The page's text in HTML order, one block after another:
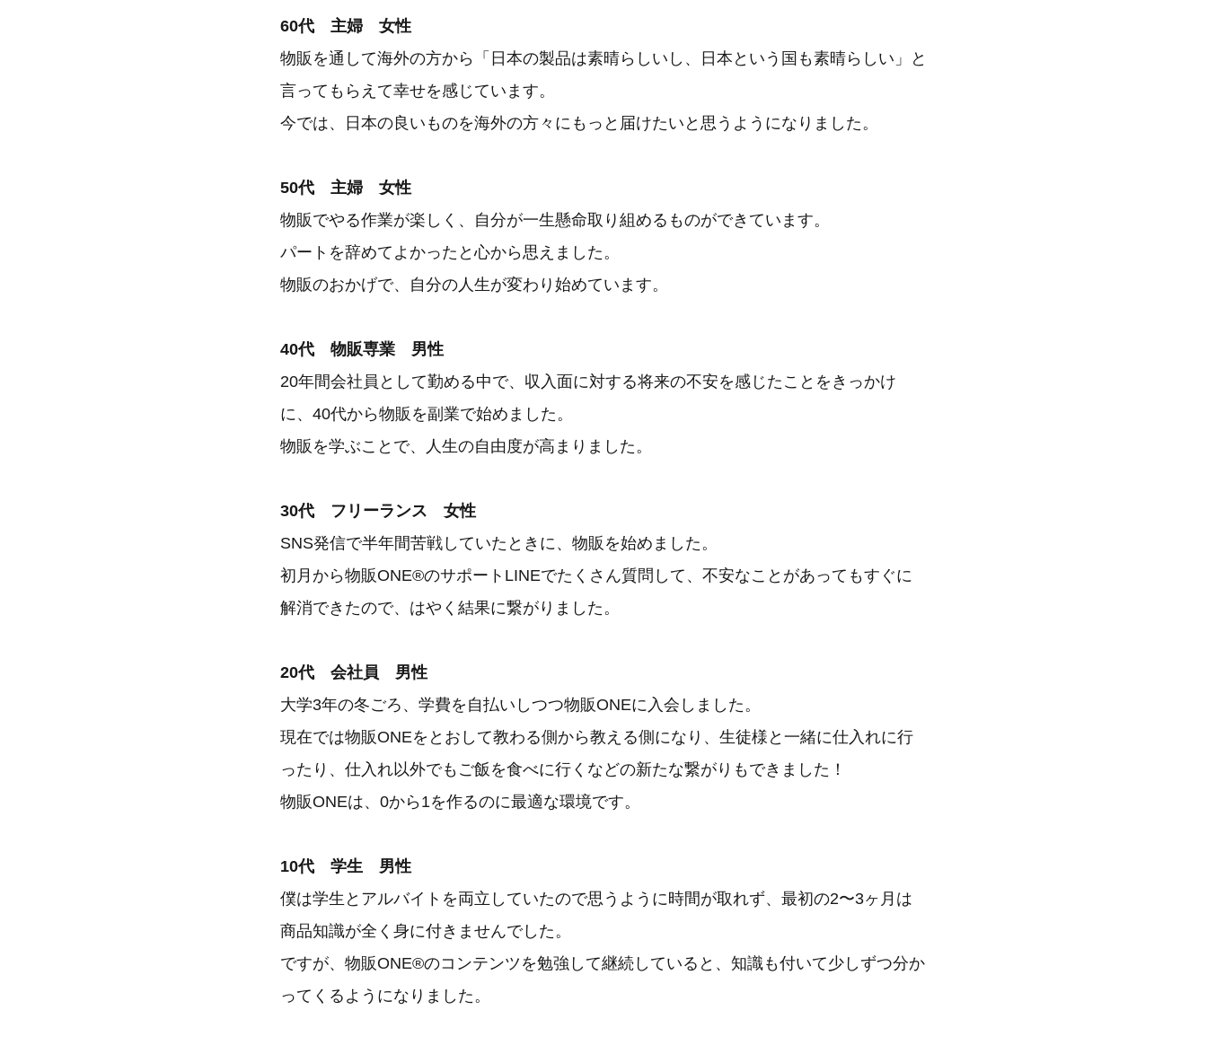
60代 主婦 女性
物販を通して海外の方から「日本の製品は素晴らしいし、日本という国も素晴らしい」と
言ってもらえて幸せを感じています。
今では、日本の良いものを海外の方々にもっと届けたいと思うようになりました。
50代 主婦 女性
物販でやる作業が楽しく、自分が一生懸命取り組めるものができています。
パートを辞めてよかったと心から思えました。
物販のおかげで、自分の人生が変わり始めています。
40代 物販専業 男性
20年間会社員として勤める中で、収入面に対する将来の不安を感じたことをきっかけ
に、40代から物販を副業で始めました。
物販を学ぶことで、人生の自由度が高まりました。
30代 フリーランス 女性
SNS発信で半年間苦戦していたときに、物販を始めました。
初月から物販ONE®のサポートLINEでたくさん質問して、不安なことがあってもすぐに
解消できたので、はやく結果に繋がりました。
20代 会社員 男性
大学3年の冬ごろ、学費を自払いしつつ物販ONEに入会しました。
現在では物販ONEをとおして教わる側から教える側になり、生徒様と一緒に仕入れに行
ったり、仕入れ以外でもご飯を食べに行くなどの新たな繋がりもできました！
物販ONEは、0から1を作るのに最適な環境です。
10代 学生 男性
僕は学生とアルバイトを両立していたので思うように時間が取れず、最初の2〜3ヶ月は
商品知識が全く身に付きませんでした。
ですが、物販ONE®のコンテンツを勉強して継続していると、知識も付いて少しずつ分か
ってくるようになりました。